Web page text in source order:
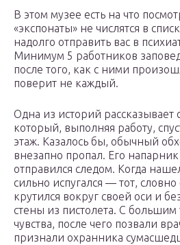
В этом музее есть на что
«экспонаты» не числятся в
надолго отправить вас в
Минимум 5 работников
после того, как с ними
поверит не каждый.
Одна из историй рассказывает
который, выполняя работу,
этаж. Казалось бы, обычный
внезапно пропал. Его
отправился следом. Когда
сильно испугался — тот,
крутился вокруг своей оси и
стены из пистолета. С
чувства, после чего позвали
признали охранника